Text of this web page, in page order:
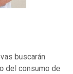
buscarán
del consumo de